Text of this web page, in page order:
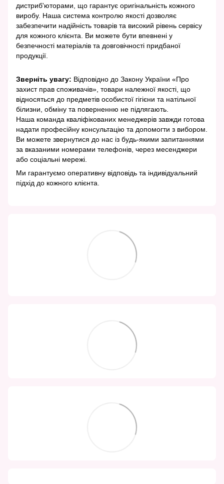
дистриб'юторами, що гарантує оригінальність кожного
виробу. Наша система контролю якості дозволяє
забезпечити надійність товарів та високий рівень сервісу
для кожного клієнта. Ви можете бути впевнені у
безпечності матеріалів та довговічності придбаної
продукції.
Зверніть увагу: Відповідно до Закону України «Про
захист прав споживачів», товари належної якості, що
відносяться до предметів особистої гігієни та натільної
білизни, обміну та поверненню не підлягають.
Наша команда кваліфікованих менеджерів завжди готова
надати професійну консультацію та допомогти з вибором.
Ви можете звернутися до нас із будь-якими запитаннями
за вказаними номерами телефонів, через месенджери
або соціальні мережі.
Ми гарантуємо оперативну відповідь та індивідуальний
підхід до кожного клієнта.